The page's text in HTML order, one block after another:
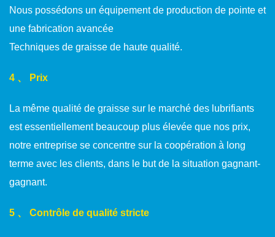
Nous possédons un équipement de production de pointe et
une fabrication avancée
Techniques de graisse de haute qualité.
4 、 Prix
La même qualité de graisse sur le marché des lubrifiants
est essentiellement beaucoup plus élevée que nos prix,
notre entreprise se concentre sur la coopération à long
terme avec les clients, dans le but de la situation gagnant-
gagnant.
5 、 Contrôle de qualité stricte